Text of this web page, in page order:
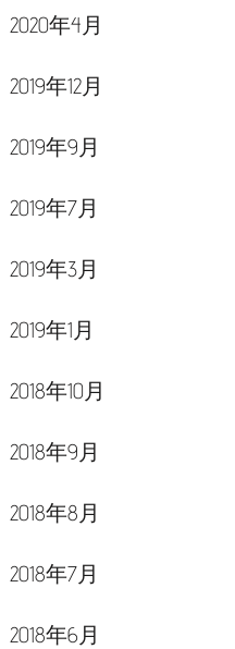
2020年4月
2019年12月
2019年9月
2019年7月
2019年3月
2019年1月
2018年10月
2018年9月
2018年8月
2018年7月
2018年6月